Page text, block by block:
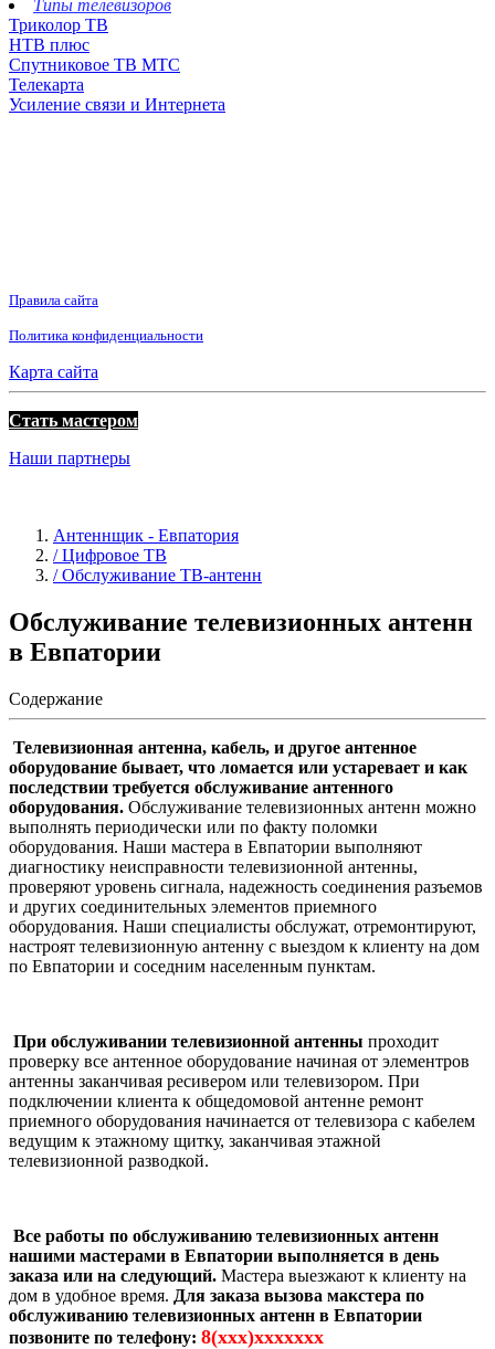
Типы телевизоров
Триколор ТВ
НТВ плюс
Спутниковое ТВ МТС
Телекарта
Усиление связи и Интернета
Правила сайта
Политика конфиденциальности
Карта сайта
Стать мастером
Наши партнеры
Антеннщик - Евпатория
/ Цифровое ТВ
/ Обслуживание ТВ-антенн
Обслуживание телевизионных антенн
в Евпатории
Содержание
Телевизионная антенна, кабель, и другое антенное
оборудование бывает, что ломается или устаревает и как
последствии требуется обслуживание антенного
оборудования. Обслуживание телевизионных антенн можно
выполнять периодически или по факту поломки
оборудования. Наши мастера в Евпатории выполняют
диагностику неисправности телевизионной антенны,
проверяют уровень сигнала, надежность соединения разъемов
и других соединительных элементов приемного
оборудования. Наши специалисты обслужат, отремонтируют,
настроят телевизионную антенну с выездом к клиенту на дом
по Евпатории и соседним населенным пунктам.
При обслуживании телевизионной антенны проходит
проверку все антенное оборудование начиная от элементров
антенны заканчивая ресивером или телевизором. При
подключении клиента к общедомовой антенне ремонт
приемного оборудования начинается от телевизора с кабелем
ведущим к этажному щитку, заканчивая этажной
телевизионной разводкой.
Все работы по обслуживанию телевизионных антенн
нашими мастерами в Евпатории выполняется в день
заказа или на следующий. Мастера выезжают к клиенту на
дом в удобное время. Для заказа вызова макстера по
обслуживанию телевизионных антенн в Евпатории
позвоните по телефону: 8(xxx)xxxxxxx